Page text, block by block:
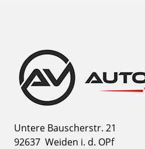
Untere Bauscherstr. 21
92637 Weiden i. d. OPf